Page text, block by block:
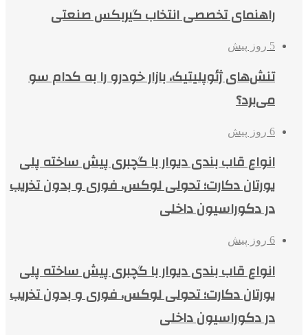
راهنمای تخصصی انتخاب گیربکس صنعتی
5 روز پیش
تنش‌های ژئوپلیتیک، بازار خودرو را به کدام سو
می‌برد؟
6 روز پیش
انواع قاب بندی دیوار با گچبری پیش ساخته پلی
یورتان دکارت؛ تحولی لوکس، فوری و بدون تخریب
در دکوراسیون داخلی
6 روز پیش
انواع قاب بندی دیوار با گچبری پیش ساخته پلی
یورتان دکارت؛ تحولی لوکس، فوری و بدون تخریب
در دکوراسیون داخلی